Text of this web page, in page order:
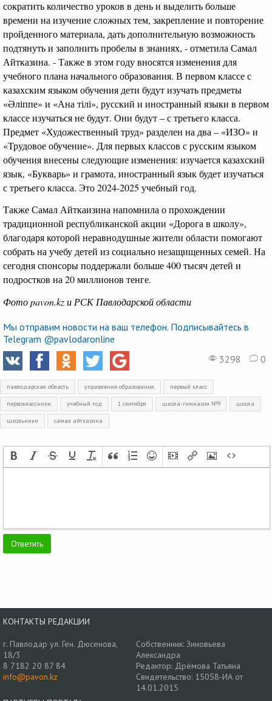
сократить количество уроков в день и выделить больше
времени на изучение сложных тем, закрепление и повторение
пройденного материала, дать дополнительную возможность
подтянуть и заполнить пробелы в знаниях, - отметила Самал
Айтказина. - Также в этом году вносятся изменения для
учебного плана начального образования. В первом классе с
казахским языком обучения дети будут изучать предметы
«Әліппе» и «Ана тілі», русский и иностранный языки в первом
классе изучаться не будут. Они будут – с третьего класса.
Предмет «Художественный труд» разделен на два – «ИЗО» и
«Трудовое обучение». Для первых классов с русским языком
обучения внесены следующие изменения: изучается казахский
язык, «Букварь» и грамота, иностранный язык будет изучаться
с третьего класса. Это 2024-2025 учебный год.
Также Самал Айткаизина напомнила о прохождении
традиционной республиканской акции «Дорога в школу»,
благодаря которой неравнодушные жители области помогают
собрать на учебу детей из социально незащищенных семей. На
сегодня спонсоры поддержали больше 400 тысяч детей и
подростков на 20 миллионов тенге.
Фото pavon.kz и РСК Павлодарской области
Мы отправим новости на ваш телефон. Подписывайтесь в
Telegram @pavlodaronline
3298
0
павлодарская область управление образования первый класс
первоклассники учебный год 1 сентября школа-гимназия №9 школа
школьники самал айтказина
КОНТАКТЫ РЕДАКЦИИ
г. Павлодар ул. Ген. Дюсенова,
18/3
8 7182 20 87 84
info@pavon.kz
Собственник: Зиновьева
Александра
Редактор: Дрёмова Татьяна
Свидетельство: 15058-ИА от
14.01.2015